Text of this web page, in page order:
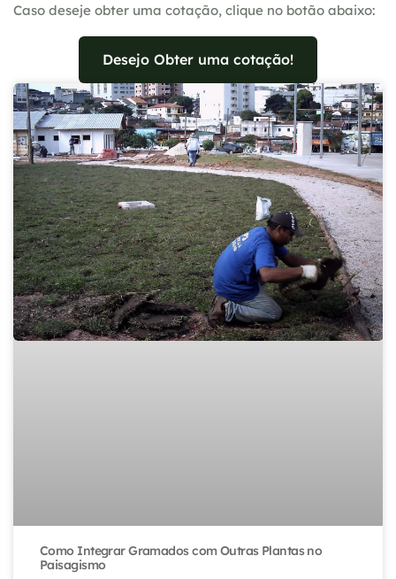
Caso deseje obter uma cotação, clique no botão abaixo:
Desejo Obter uma cotação!
Como Integrar Gramados com Outras Plantas no
Paisagismo